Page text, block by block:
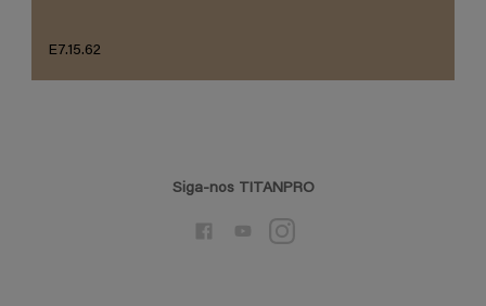
E7.15.62
Siga-nos TITANPRO